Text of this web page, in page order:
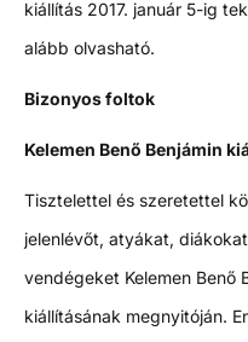
kiállítás 2017. január 5-ig
alább olvasható.
Bizonyos foltok
Kelemen Benő Benjámin
Tisztelettel és szeretettel
jelenlévőt, atyákat,
vendégeket Kelemen Benő
kiállításának megnyitóján.